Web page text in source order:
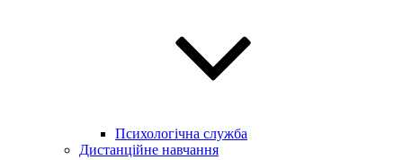
Психологічна служба
Дистанційне навчання